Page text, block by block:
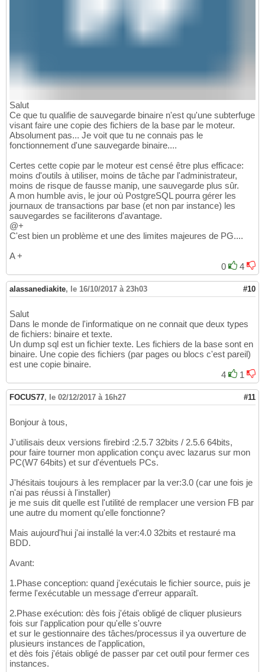
Salut
Ce que tu qualifie de sauvegarde binaire n'est qu'une subterfuge
visant faire une copie des fichiers de la base par le moteur.
Absolument pas... Je voit que tu ne connais pas le
fonctionnement d'une sauvegarde binaire....
Certes cette copie par le moteur est censé être plus efficace:
moins d'outils à utiliser, moins de tâche par l'administrateur,
moins de risque de fausse manip, une sauvegarde plus sûr.
A mon humble avis, le jour où PostgreSQL pourra gérer les
journaux de transactions par base (et non par instance) les
sauvegardes se faciliterons d'avantage.
@+
C'est bien un problème et une des limites majeures de PG....
A +
0
4
alassanediakite, le 16/10/2017 à 23h03 #10
Salut
Dans le monde de l'informatique on ne connait que deux types
de fichiers: binaire et texte.
Un dump sql est un fichier texte. Les fichiers de la base sont en
binaire. Une copie des fichiers (par pages ou blocs c'est pareil)
est une copie binaire.
4
1
FOCUS77, le 02/12/2017 à 16h27 #11
Bonjour à tous,
J'utilisais deux versions firebird :2.5.7 32bits / 2.5.6 64bits,
pour faire tourner mon application conçu avec lazarus sur mon
PC(W7 64bits) et sur d'éventuels PCs.
J'hésitais toujours à les remplacer par la ver:3.0 (car une fois je
n'ai pas réussi à l'installer)
je me suis dit quelle est l'utilité de remplacer une version FB par
une autre du moment qu'elle fonctionne?
Mais aujourd'hui j'ai installé la ver:4.0 32bits et restauré ma
BDD.
Avant:
1.Phase conception: quand j'exécutais le fichier source, puis je
ferme l'exécutable un message d'erreur apparaît.
2.Phase exécution: dès fois j'étais obligé de cliquer plusieurs
fois sur l'application pour qu'elle s'ouvre
et sur le gestionnaire des tâches/processus il ya ouverture de
plusieurs instances de l'application,
et dès fois j'étais obligé de passer par cet outil pour fermer ces
instances.